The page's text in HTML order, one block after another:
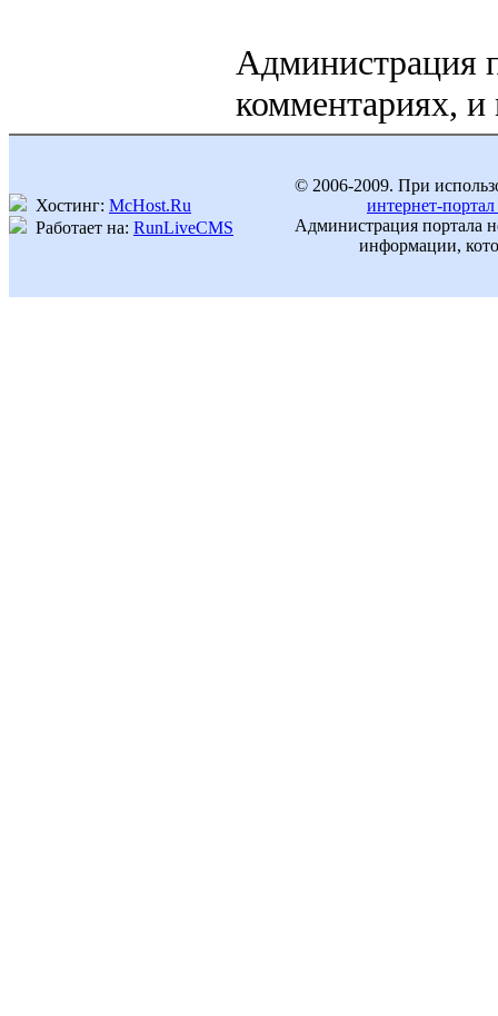
Администрация
комментариях, и
Хостинг: McHost.Ru
Работает на: RunLiveCMS
© 2006-2009. При
интернет-
Администрация портала
информации,